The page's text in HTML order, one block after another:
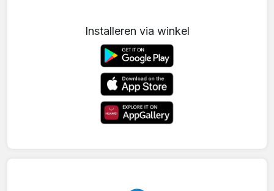
Installeren via winkel